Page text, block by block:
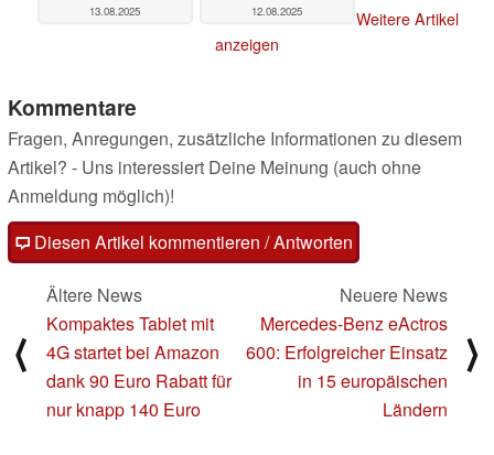
13.08.2025 12.08.2025
Weitere Artikel
anzeigen
Kommentare
Fragen, Anregungen, zusätzliche Informationen zu diesem
Artikel? - Uns interessiert Deine Meinung (auch ohne
Anmeldung möglich)!
Diesen Artikel kommentieren / Antworten
⟨
Ältere News
Kompaktes Tablet mit
4G startet bei Amazon
dank 90 Euro Rabatt für
nur knapp 140 Euro
Neuere News
Mercedes-Benz eActros
600: Erfolgreicher Einsatz
in 15 europäischen
Ländern
⟩